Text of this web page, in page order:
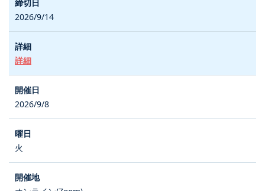
2026/9/14
詳細
2026/9/8
火